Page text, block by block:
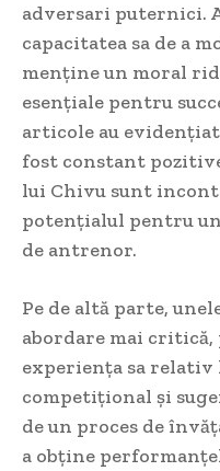
adversari puternici.
capacitatea sa de a
menține un moral
esențiale pentru
articole au
fost constant
lui Chivu sunt
potențialul pentru
de antrenor.
Pe de altă parte,
abordare mai
experiența sa
competițional și
de un proces de
a obține